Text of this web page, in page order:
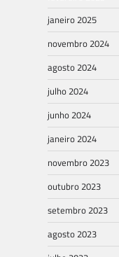
janeiro 2025
novembro 2024
agosto 2024
julho 2024
junho 2024
janeiro 2024
novembro 2023
outubro 2023
setembro 2023
agosto 2023